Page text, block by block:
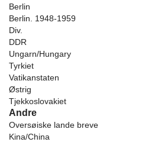
Berlin
Berlin. 1948-1959
Div.
DDR
Ungarn/Hungary
Tyrkiet
Vatikanstaten
Østrig
Tjekkoslovakiet
Andre
Oversøiske lande breve
Kina/China